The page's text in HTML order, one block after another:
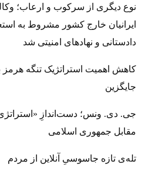
نوع دیگری از سرکوب و ارعاب؛
ایرانیان خارج کشور مشروط به
دادستانی و نهادهای امنیتی شد
کاهش اهمیت استراتژیک تنگه‌
جایگزین
جی‌. دی. ونس؛ دست‌اندازِ
مقابل جمهوری اسلامی
تله‌ی تازه جاسوسیِ آنلاین از مردم